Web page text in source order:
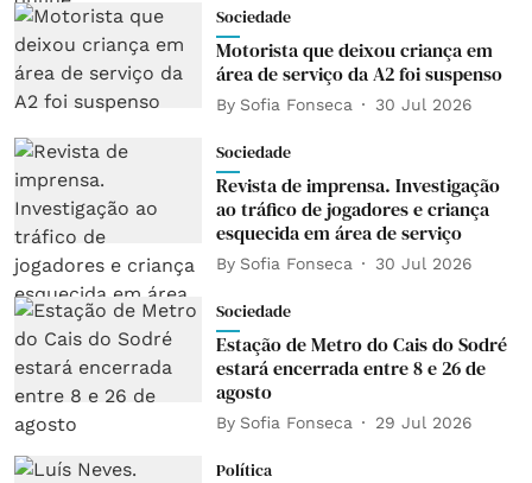
Sociedade
Motorista que deixou criança em
área de serviço da A2 foi suspenso
By Sofia Fonseca 30 Jul 2026
Sociedade
Revista de imprensa. Investigação
ao tráfico de jogadores e criança
esquecida em área de serviço
By Sofia Fonseca 30 Jul 2026
Sociedade
Estação de Metro do Cais do Sodré
estará encerrada entre 8 e 26 de
agosto
By Sofia Fonseca 29 Jul 2026
Política